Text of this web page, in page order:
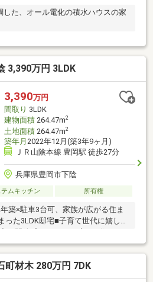
た、オール電化の積水ハウスの家
3,390万円 3LDK
3,390万円
間取り 3LDK
建物面積264.47m2
土地面積264.47m2
築年月 2022年12月(築3年9ヶ月)
ＪＲ山陰本線 豊岡駅 徒歩27分
兵庫県豊岡市下陰
テムキッチン 所有権
×駐車3台可、家族が広がる住ま
った3LDK邸宅■子育て世代に嬉し
：徒歩約21分■豊岡北中学校：徒
下陰店：徒歩約5分■ローソン豊岡
イフ不動産◆当日の内覧・ご見学
電話でも各種ご相談を承っておりま
町材木 280万円 7DK